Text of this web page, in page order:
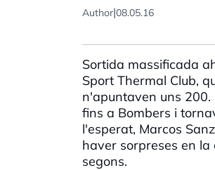
Author|08.05.16
Sortida massificada
Sport Thermal Club,
n'apuntaven uns
fins a Bombers i
l'esperat, Marcos
haver sorpreses en
segons.